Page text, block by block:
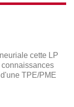
cette LP
TPE/PME